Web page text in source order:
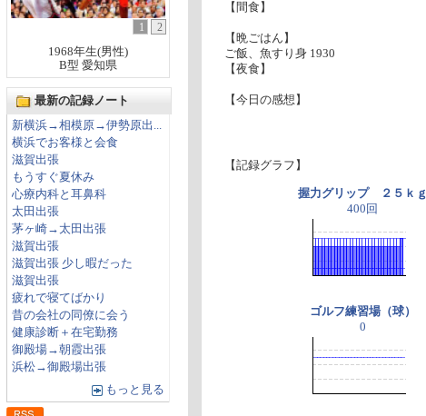
1
2
1968年生(男性)
B型 愛知県
最新の記録ノート
新横浜→相模原→伊勢原出...
横浜でお客様と会食
滋賀出張
もうすぐ夏休み
心療内科と耳鼻科
太田出張
茅ヶ崎→太田出張
滋賀出張
滋賀出張 少し暇だった
滋賀出張
疲れで寝てばかり
昔の会社の同僚に会う
健康診断＋在宅勤務
御殿場→朝霞出張
浜松→御殿場出張
もっと見る
【間食】
【晩ごはん】
ご飯、魚すり身 1930
【夜食】
【今日の感想】
【記録グラフ】
握力グリップ ２５ｋｇ
400回
ゴルフ練習場（球）
0